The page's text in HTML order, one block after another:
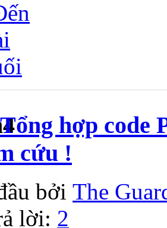
Tổng hợp code
cứu !
bởi The
lời: 2